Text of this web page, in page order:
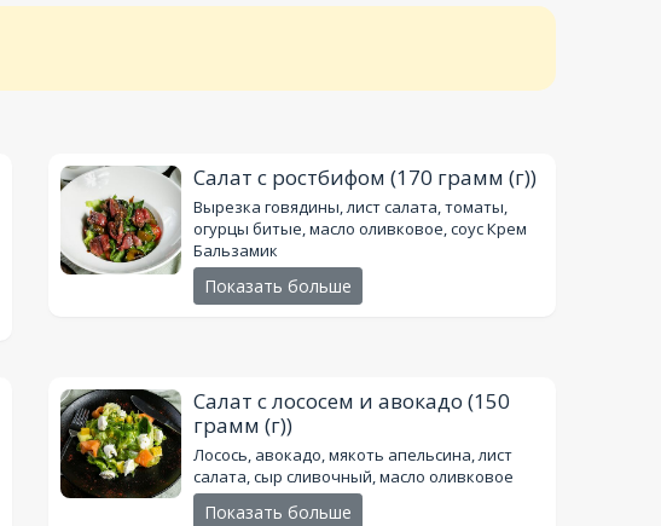
Салат с ростбифом (170 грамм (г))
Вырезка говядины, лист салата, томаты,
огурцы битые, масло оливковое, соус Крем
Бальзамик
Показать больше
Салат с лососем и авокадо (150
грамм (г))
Лосось, авокадо, мякоть апельсина, лист
салата, сыр сливочный, масло оливковое
Показать больше